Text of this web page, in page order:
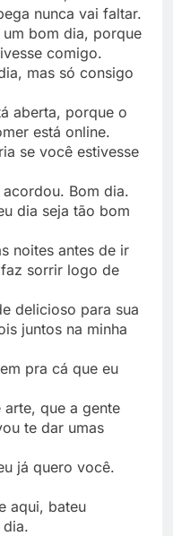
nunca vai faltar.
bom dia, porque
comigo.
mas só consigo
aberta, porque o
está online.
se você estivesse
Bom dia.
dia seja tão bom
noites antes de ir
sorrir logo de
delicioso para sua
juntos na minha
pra cá que eu
que a gente
te dar umas
já quero você.
aqui, bateu
dia.